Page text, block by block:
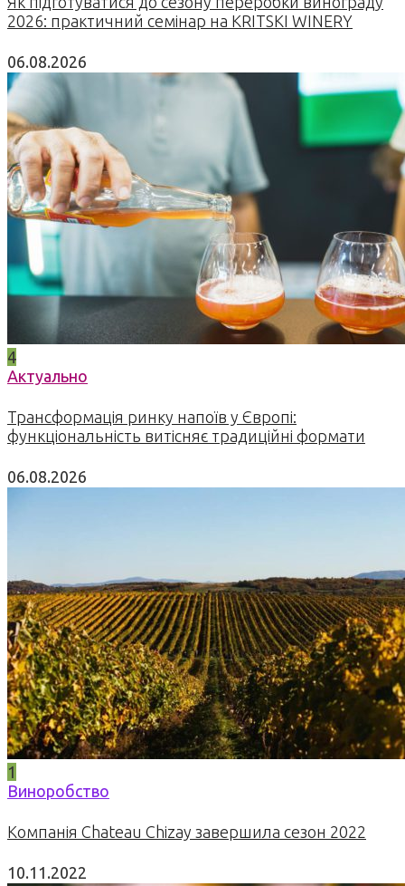
2026: практичний семінар на KRITSKI WINERY
06.08.2026
4
Актуально
Трансформація ринку напоїв у Європі:
функціональність витісняє традиційні формати
06.08.2026
1
Виноробство
Компанія Chateau Chizay завершила сезон 2022
10.11.2022